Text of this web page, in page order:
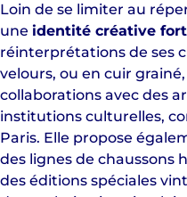
Loin de se limiter au
une identité créative
réinterprétations de ses
velours, ou en cuir
collaborations avec des
institutions culturelles,
Paris. Elle propose
des lignes de chaussons
des éditions spéciales